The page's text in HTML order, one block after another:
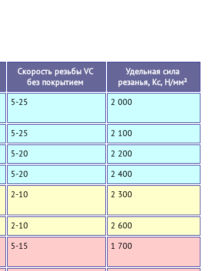
Скорость резьбы VC
без покрытием
Удельная сила
резанья, Кс, Н/мм²
5-25 2 000
5-25
2 100
5-20
2 200
5-20
2 400
2-10 2 300
2-10
2 600
5-15 1 700